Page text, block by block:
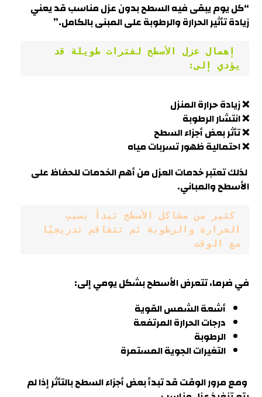
“كل يوم يبقى فيه السطح بدون عزل مناسب قد يعني
زيادة تأثير الحرارة والرطوبة على المبنى بالكامل.”
يؤدي إلى:
❌ زيادة حرارة المنزل
❌ انتشار الرطوبة
❌ تأثر بعض أجزاء السطح
❌ احتمالية ظهور تسربات مياه
لذلك تعتبر خدمات العزل من أهم الخدمات للحفاظ على
الأسطح والمباني.
مع الوقت
فيضرما، تتعرض الأسطح بشكل يومي إلى:
أشعة الشمس القوية
درجات الحرارة المرتفعة
الرطوبة
التغيرات الجوية المستمرة
ومع مرور الوقت قد تبدأ بعض أجزاء السطح بالتأثر إذا لم